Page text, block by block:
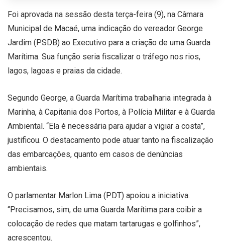
Foi aprovada na sessão desta terça-feira (9), na Câmara
Municipal de Macaé, uma indicação do vereador George
Jardim (PSDB) ao Executivo para a criação de uma Guarda
Marítima. Sua função seria fiscalizar o tráfego nos rios,
lagos, lagoas e praias da cidade.
Segundo George, a Guarda Marítima trabalharia integrada à
Marinha, à Capitania dos Portos, à Polícia Militar e à Guarda
Ambiental. “Ela é necessária para ajudar a vigiar a costa”,
justificou. O destacamento pode atuar tanto na fiscalização
das embarcações, quanto em casos de denúncias
ambientais.
O parlamentar Marlon Lima (PDT) apoiou a iniciativa.
“Precisamos, sim, de uma Guarda Marítima para coibir a
colocação de redes que matam tartarugas e golfinhos”,
acrescentou.